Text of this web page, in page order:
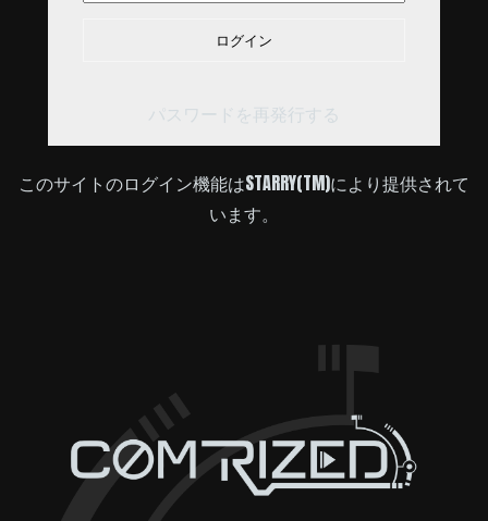
ログイン
パスワードを再発行する
このサイトのログイン機能はSTARRY(TM)により提供されて
います。